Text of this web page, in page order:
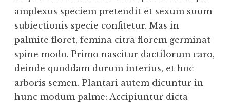
amplexus speciem pretendit et sexum suum
subiectionis specie confitetur. Mas in
palmite floret, femina citra florem germinat
spine modo. Primo nascitur dactilorum caro,
deinde quoddam durum interius, et hoc
arboris semen. Plantari autem dicuntur in
hunc modum palme: Accipiuntur dicta